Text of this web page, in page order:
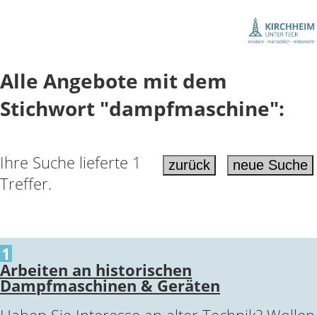
Alle Angebote mit dem
Stichwort "dampfmaschine":
Ihre Suche lieferte 1
Treffer.
1
Arbeiten an historischen
Dampfmaschinen & Geräten